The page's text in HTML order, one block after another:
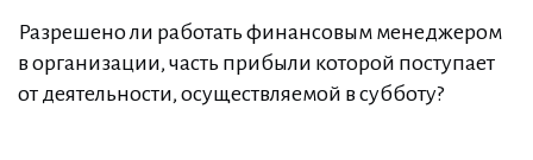
Разрешено ли работать финансовым менеджером
в организации, часть прибыли которой поступает
от деятельности, осуществляемой в субботу?